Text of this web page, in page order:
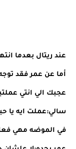
عند ريتال بعدما
أما عن عمر فقد
عجبك الي انتي
سالي:عملت ايه يا
في الموضه مهي